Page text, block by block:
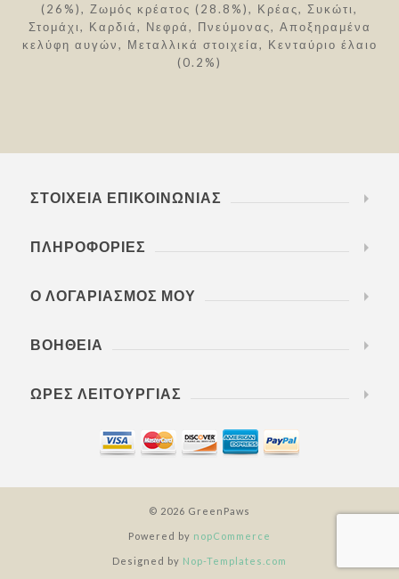
(26%), Ζωμός κρέατος (28.8%), Κρέας, Συκώτι,
Στομάχι, Καρδιά, Νεφρά, Πνεύμονας, Αποξηραμένα
κελύφη αυγών, Μεταλλικά στοιχεία, Κενταύριο έλαιο
(0.2%)
ΣΤΟΙΧΕΊΑ ΕΠΙΚΟΙΝΩΝΊΑΣ
ΠΛΗΡΟΦΟΡΊΕΣ
Ο ΛΟΓΑΡΙΑΣΜΌΣ ΜΟΥ
ΒΟΉΘΕΙΑ
ΏΡΕΣ ΛΕΙΤΟΥΡΓΊΑΣ
© 2026 GreenPaws
Powered by nopCommerce
Designed by Nop-Templates.com